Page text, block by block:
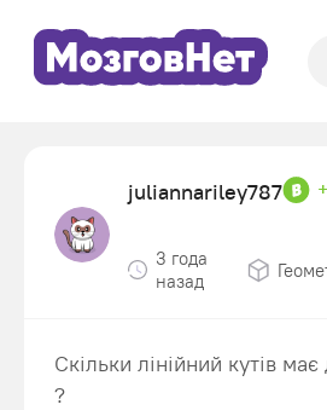
juliannariley787
3 года
назад
Скільки лінійний кутів
?